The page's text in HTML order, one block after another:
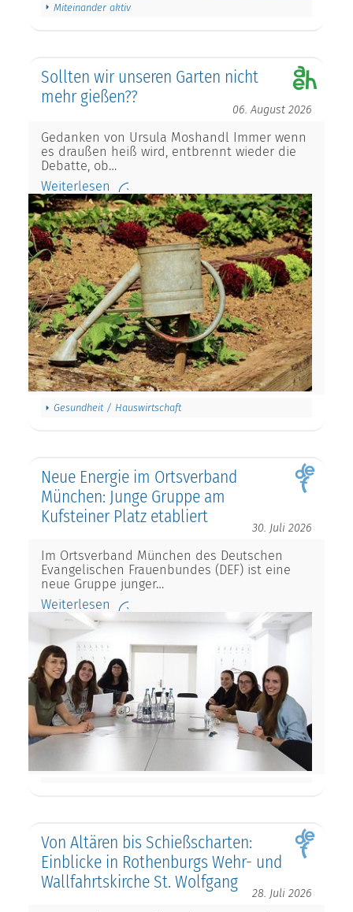
Miteinander aktiv
Sollten wir unseren Garten nicht
mehr gießen??
06. August 2026
Gedanken von Ursula Moshandl Immer wenn
es draußen heiß wird, entbrennt wieder die
Debatte, ob…
Weiterlesen
Gesundheit / Hauswirtschaft
Neue Energie im Ortsverband
München: Junge Gruppe am
Kufsteiner Platz etabliert
30. Juli 2026
Im Ortsverband München des Deutschen
Evangelischen Frauenbundes (DEF) ist eine
neue Gruppe junger…
Weiterlesen
Von Altären bis Schießscharten:
Einblicke in Rothenburgs Wehr- und
Wallfahrtskirche St. Wolfgang
28. Juli 2026